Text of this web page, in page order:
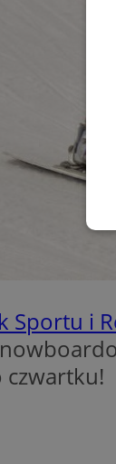
Sportu i
czwartku!